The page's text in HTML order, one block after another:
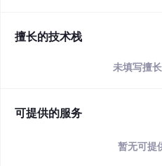
擅长的技术栈
未填写擅
可提供的服务
暂无可提